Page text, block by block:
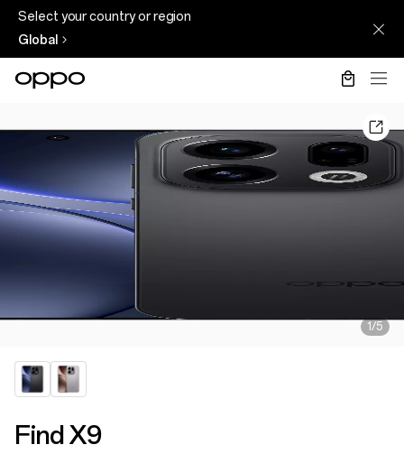
Select your country or region
Global
1/5
Find X9